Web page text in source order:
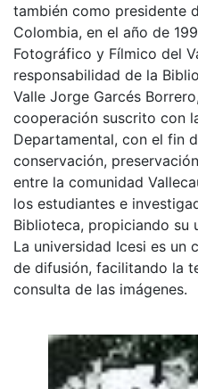
también como presidente
Colombia, en el año de
Fotográfico y Fílmico del
responsabilidad de la
Valle Jorge Garcés
cooperación suscrito con
Departamental, con el fin
conservación,
entre la comunidad
los estudiantes e
Biblioteca, propiciando su
La universidad Icesi es un
de difusión, facilitando la
consulta de las imágenes.